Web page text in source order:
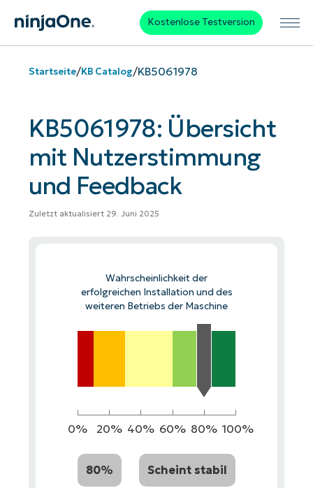
Kostenlose Testversion
Startseite/KB Catalog/KB5061978
KB5061978: Übersicht
mit Nutzerstimmung
und Feedback
Zuletzt aktualisiert 29. Juni 2025
Wahrscheinlichkeit der
erfolgreichen Installation und des
weiteren Betriebs der Maschine
0% 20% 40% 60% 80% 100%
80% Scheint stabil